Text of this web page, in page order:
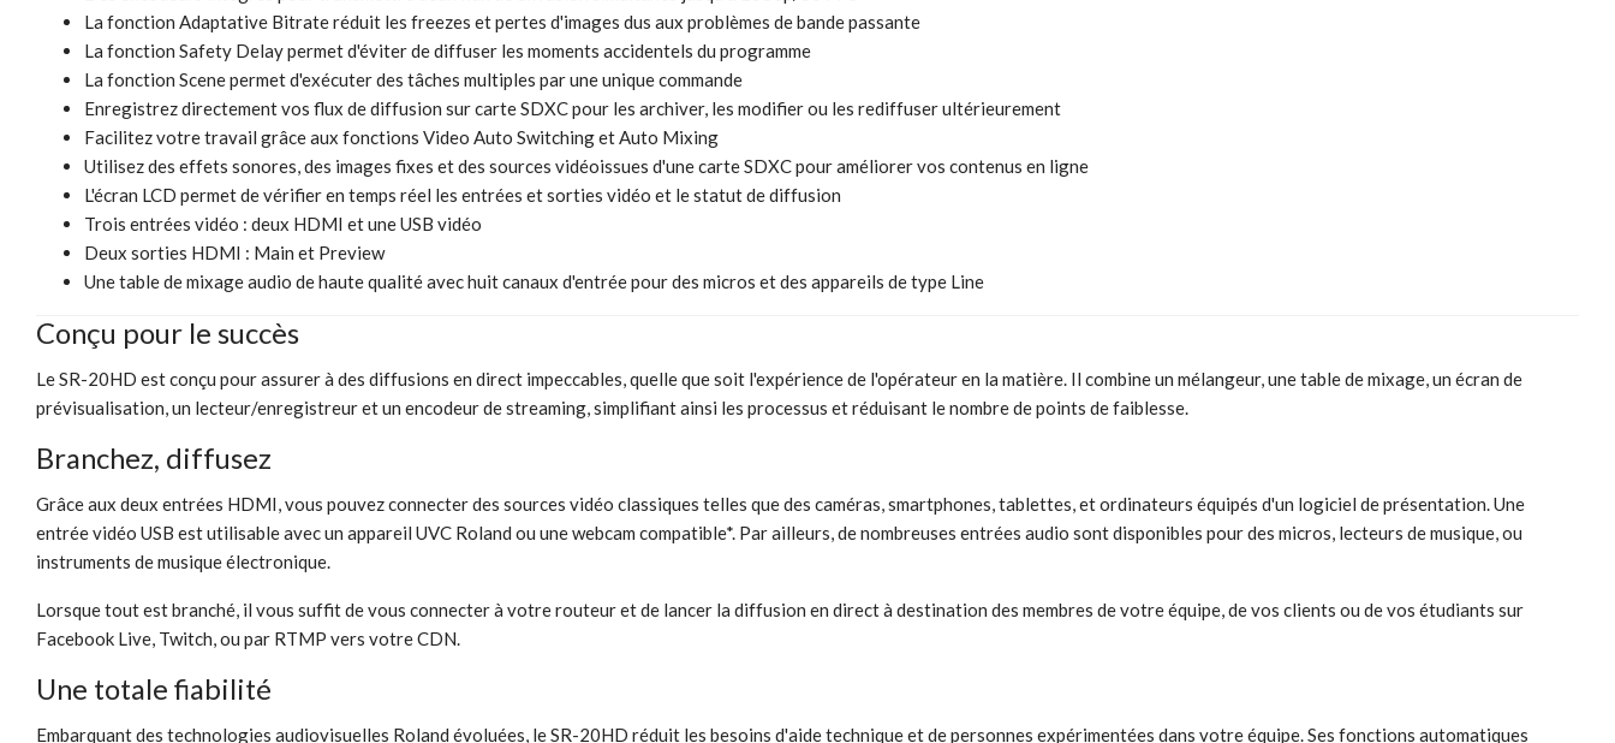
La fonction Adaptative Bitrate réduit les freezes et pertes d'images dus aux problèmes de bande passante
La fonction Safety Delay permet d'éviter de diffuser les moments accidentels du programme
La fonction Scene permet d'exécuter des tâches multiples par une unique commande
Enregistrez directement vos flux de diffusion sur carte SDXC pour les archiver, les modifier ou les rediffuser ultérieurement
Facilitez votre travail grâce aux fonctions Video Auto Switching et Auto Mixing
Utilisez des effets sonores, des images fixes et des sources vidéoissues d'une carte SDXC pour améliorer vos contenus en ligne
L'écran LCD permet de vérifier en temps réel les entrées et sorties vidéo et le statut de diffusion
Trois entrées vidéo : deux HDMI et une USB vidéo
Deux sorties HDMI : Main et Preview
Une table de mixage audio de haute qualité avec huit canaux d'entrée pour des micros et des appareils de type Line
Conçu pour le succès
Le SR-20HD est conçu pour assurer à des diffusions en direct impeccables, quelle que soit l'expérience de l'opérateur en la matière. Il combine un mélangeur, une table de mixage, un écran de
prévisualisation, un lecteur/enregistreur et un encodeur de streaming, simplifiant ainsi les processus et réduisant le nombre de points de faiblesse.
Branchez, diffusez
Grâce aux deux entrées HDMI, vous pouvez connecter des sources vidéo classiques telles que des caméras, smartphones, tablettes, et ordinateurs équipés d'un logiciel de présentation. Une
entrée vidéo USB est utilisable avec un appareil UVC Roland ou une webcam compatible*. Par ailleurs, de nombreuses entrées audio sont disponibles pour des micros, lecteurs de musique, ou
instruments de musique électronique.
Lorsque tout est branché, il vous suffit de vous connecter à votre routeur et de lancer la diffusion en direct à destination des membres de votre équipe, de vos clients ou de vos étudiants sur
Facebook Live, Twitch, ou par RTMP vers votre CDN.
Une totale fiabilité
Embarquant des technologies audiovisuelles Roland évoluées, le SR-20HD réduit les besoins d'aide technique et de personnes expérimentées dans votre équipe. Ses fonctions automatiques